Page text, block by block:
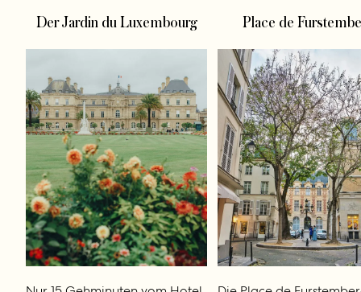
Der Jardin du Luxembourg Place de